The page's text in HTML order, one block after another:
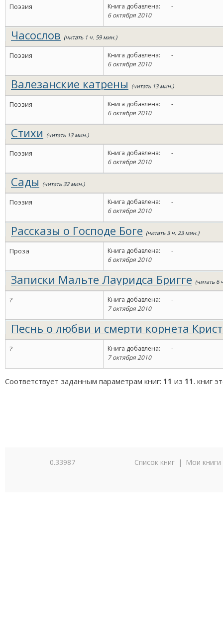
Поэзия
Книга добавлена:
6 октября 2010
-
Часослов (читать 1 ч. 59 мин.)
Поэзия
Книга добавлена:
6 октября 2010
-
Валезанские катрены (читать 13 мин.)
Поэзия
Книга добавлена:
6 октября 2010
-
Стихи (читать 13 мин.)
Поэзия
Книга добавлена:
6 октября 2010
-
Сады (читать 32 мин.)
Поэзия
Книга добавлена:
6 октября 2010
-
Рассказы о Господе Боге (читать 3 ч. 23 мин.)
Проза
Книга добавлена:
6 октября 2010
-
Записки Мальте Лауридса Бригге (читать 6
?
Книга добавлена:
7 октября 2010
-
Песнь о любви и смерти корнета
Рильке
?
Книга добавлена:
7 октября 2010
-
Соответствует заданным параметрам книг: 11 из 11. книг
0.33987 Список книг | Мои книги